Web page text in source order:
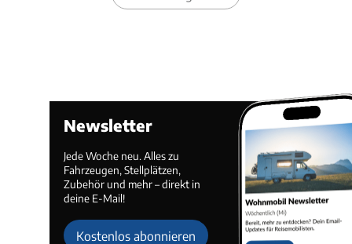
Newsletter
Jede Woche neu. Alles zu
Fahrzeugen, Stellplätzen,
Zubehör und mehr – direkt in
deine E-Mail!
Kostenlos abonnieren